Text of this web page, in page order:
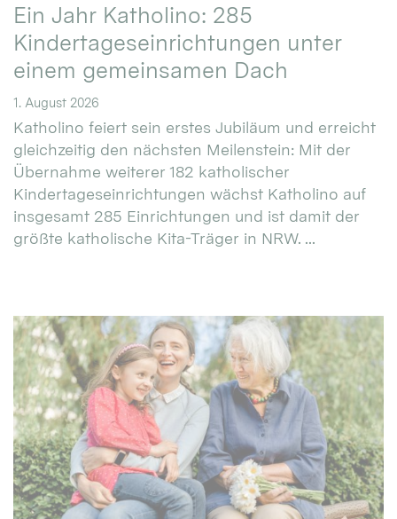
Ein Jahr Katholino: 285
Kindertageseinrichtungen unter
einem gemeinsamen Dach
1. August 2026
Katholino feiert sein erstes Jubiläum und erreicht
gleichzeitig den nächsten Meilenstein: Mit der
Übernahme weiterer 182 katholischer
Kindertageseinrichtungen wächst Katholino auf
insgesamt 285 Einrichtungen und ist damit der
größte katholische Kita-Träger in NRW. ...